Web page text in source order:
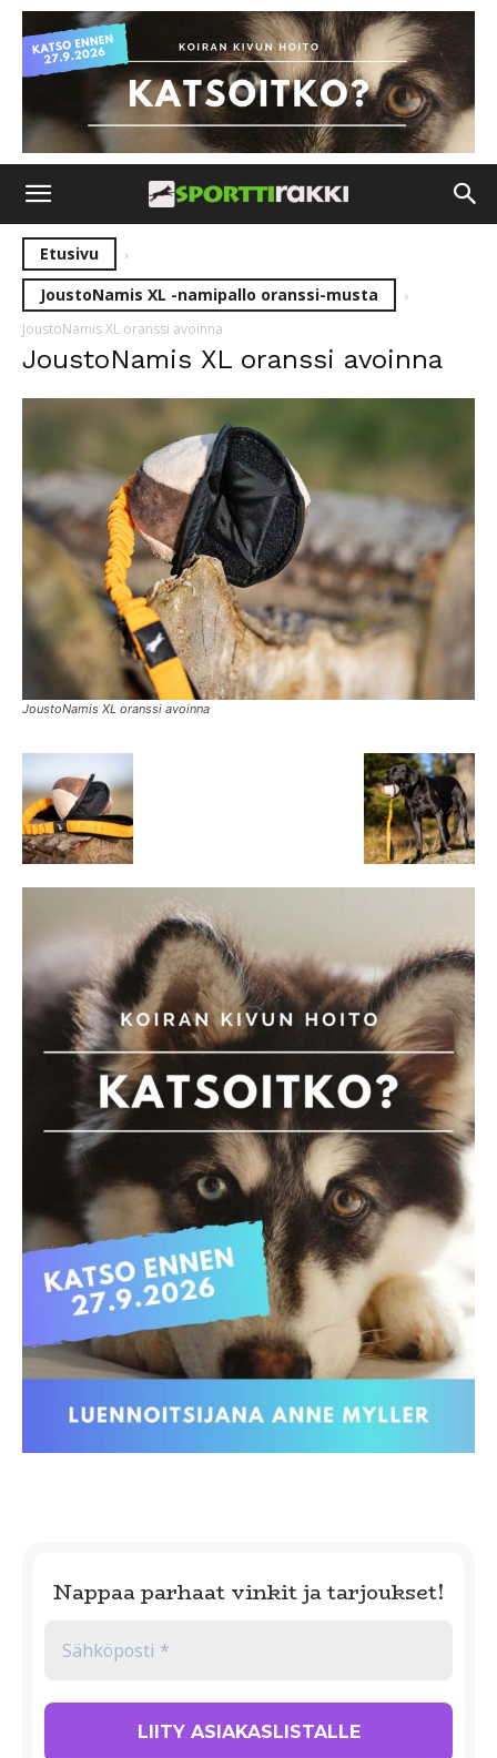
Etusivu
JoustoNamis XL -namipallo oranssi-musta
JoustoNamis XL oranssi avoinna
JoustoNamis XL oranssi avoinna
JoustoNamis XL oranssi avoinna
Nappaa parhaat vinkit ja tarjoukset!